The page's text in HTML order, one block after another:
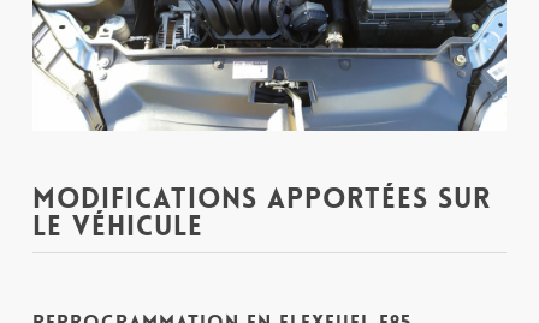
Modifications apportées sur
le véhicule